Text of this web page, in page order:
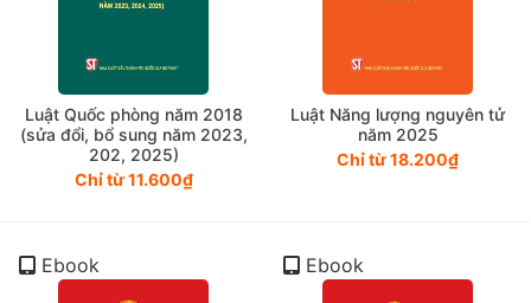
Luật Quốc phòng năm 2018
(sửa đổi, bổ sung năm 2023,
202, 2025)
Chỉ từ 11.600₫
Luật Năng lượng nguyên tử
năm 2025
Chỉ từ 18.200₫
Ebook Ebook